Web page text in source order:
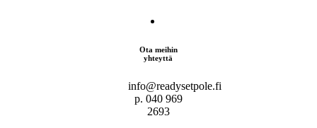
Ota meihin
yhteyttä
info@readysetpole.fi
p. 040 969
2693